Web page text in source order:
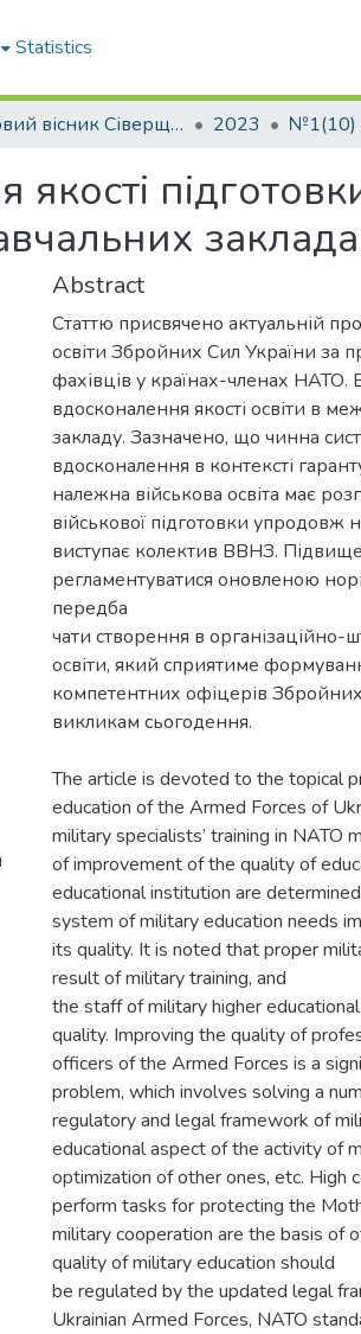
Statistics
Науковий вісник Сіверщини. Серія: Освіта. Соціальні та поведінкові науки 2023 №1(10)
Abstract
Статтю присвячено актуальній
освіти Збройних Сил України за
фахівців у країнах-членах НАТО.
вдосконалення якості освіти в
закладу. Зазначено, що чинна
вдосконалення в контексті
належна військова освіта має
військової підготовки упродовж
виступає колектив ВВНЗ.
регламентуватися оновленою
передба
чати створення в організаційно-
освіти, який сприятиме
компетентних офіцерів
викликам сьогодення.
The article is devoted to the topical
education of the Armed Forces of
military specialists’ training in NATO
of improvement of the quality of
educational institution are
system of military education needs
its quality. It is noted that proper
result of military training, and
the staff of military higher
quality. Improving the quality of
officers of the Armed Forces is a
problem, which involves solving a
regulatory and legal framework of
educational aspect of the activity of
optimization of other ones, etc. High
perform tasks for рrotecting the
military cooperation are the basis of
quality of military education should
be regulated by the updated legal
Ukrainian Armed Forces, NATO